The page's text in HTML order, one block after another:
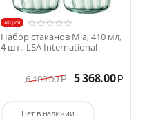
AКЦИЯ
Набор стаканов Mia, 410 мл,
4 шт., LSA International
6 100.00 Р 5 368.00 Р
Нет в наличии